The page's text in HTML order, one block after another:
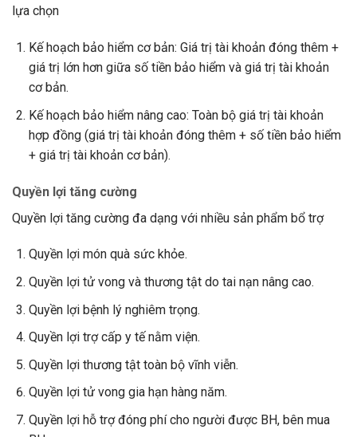
lựa chọn
Kế hoạch bảo hiểm cơ bản: Giá trị tài khoản đóng thêm +
giá trị lớn hơn giữa số tiền bảo hiểm và giá trị tài khoản
cơ bản.
Kế hoạch bảo hiểm nâng cao: Toàn bộ giá trị tài khoản
hợp đồng (giá trị tài khoản đóng thêm + số tiền bảo hiểm
+ giá trị tài khoản cơ bản).
Quyền lợi tăng cường
Quyền lợi tăng cường đa dạng với nhiều sản phẩm bổ trợ
Quyền lợi món quà sức khỏe.
Quyền lợi tử vong và thương tật do tai nạn nâng cao.
Quyền lợi bệnh lý nghiêm trọng.
Quyền lợi trợ cấp y tế nằm viện.
Quyền lợi thương tật toàn bộ vĩnh viễn.
Quyền lợi tử vong gia hạn hàng năm.
Quyền lợi hỗ trợ đóng phí cho người được BH, bên mua